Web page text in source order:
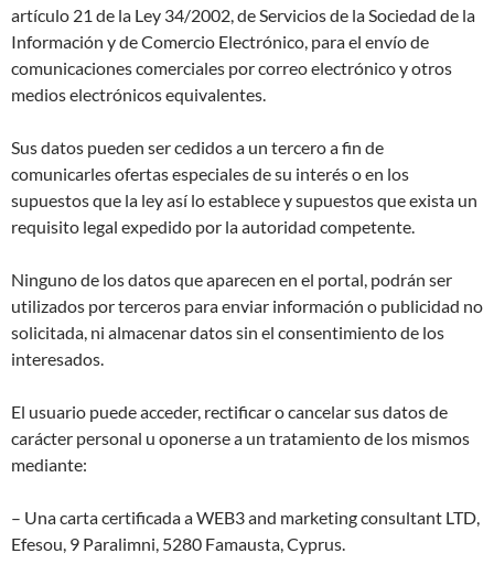
artículo 21 de la Ley 34/2002, de Servicios de la Sociedad de la
Información y de Comercio Electrónico, para el envío de
comunicaciones comerciales por correo electrónico y otros
medios electrónicos equivalentes.
Sus datos pueden ser cedidos a un tercero a fin de
comunicarles ofertas especiales de su interés o en los
supuestos que la ley así lo establece y supuestos que exista un
requisito legal expedido por la autoridad competente.
Ninguno de los datos que aparecen en el portal, podrán ser
utilizados por terceros para enviar información o publicidad no
solicitada, ni almacenar datos sin el consentimiento de los
interesados.
El usuario puede acceder, rectificar o cancelar sus datos de
carácter personal u oponerse a un tratamiento de los mismos
mediante:
– Una carta certificada a WEB3 and marketing consultant LTD,
Efesou, 9 Paralimni, 5280 Famausta, Cyprus.